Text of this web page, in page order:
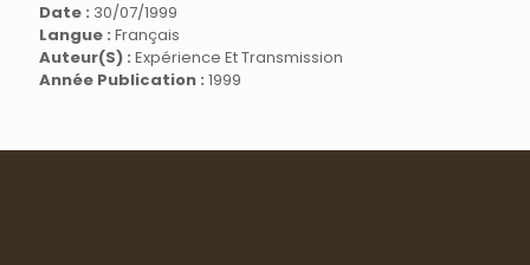
Date : 30/07/1999
Langue : Français
Auteur(s) : Expérience Et Transmission
Année Publication : 1999